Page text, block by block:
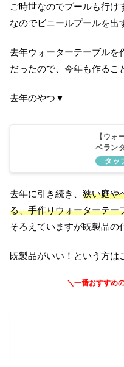
ご時世なのでプールも行け
なのでビニールプールを出
去年ウォーターテーブルを
だったので、今年も作るこ
去年のやつ▼
【ウォ
ベラン
去年に引き続き、 狭い庭や
る、手作りウォーターテー
そろえていますが既製品の
既製品がいい！という方は
＼一番おすすめ